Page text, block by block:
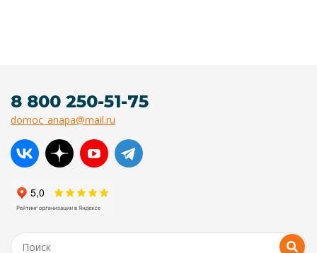
8 800 250-51-75
domoc_anapa@mail.ru